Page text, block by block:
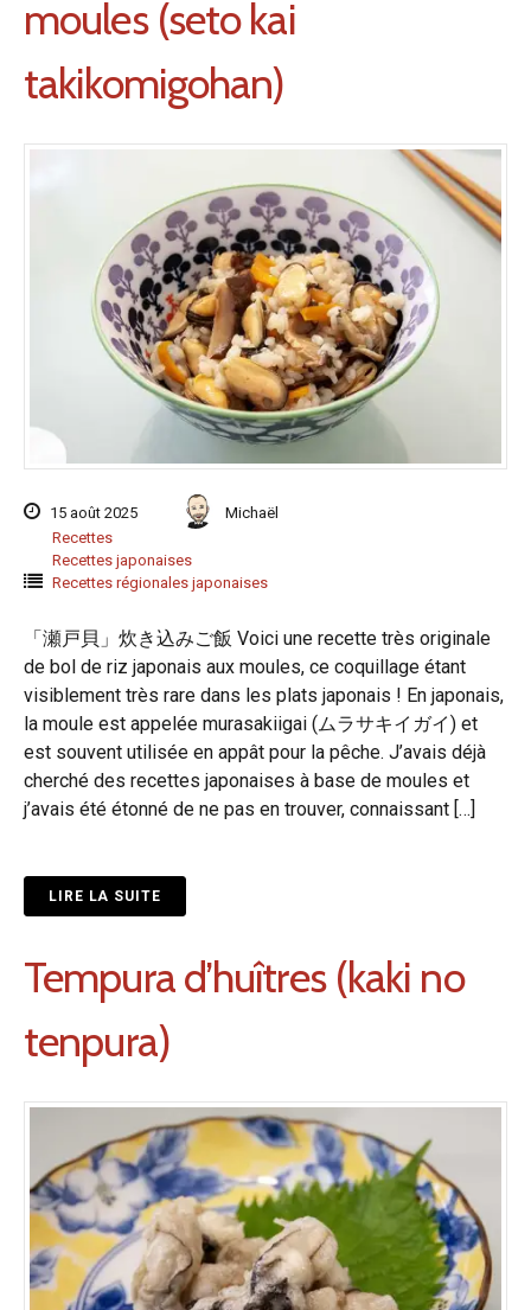
moules (seto kai
takikomigohan)
15 août 2025
Michaël
Recettes
Recettes japonaises
Recettes régionales japonaises
「瀬戸貝」炊き込みご飯 Voici une recette très originale
de bol de riz japonais aux moules, ce coquillage étant
visiblement très rare dans les plats japonais ! En japonais,
la moule est appelée murasakiigai (ムラサキイガイ) et
est souvent utilisée en appât pour la pêche. J’avais déjà
cherché des recettes japonaises à base de moules et
j’avais été étonné de ne pas en trouver, connaissant […]
LIRE LA SUITE
Tempura d’huîtres (kaki no
tenpura)